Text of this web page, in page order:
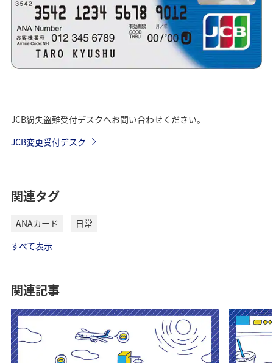
JCB紛失盗難受付デスクへお問い合わせください。
JCB変更受付デスク
関連タグ
ANAカード
日常
すべて表示
関連記事